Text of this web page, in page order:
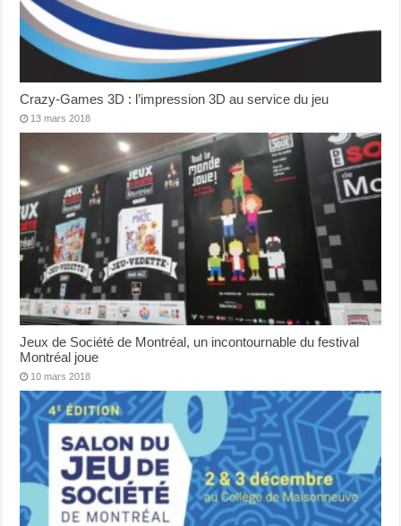
Crazy-Games 3D : l’impression 3D au service du jeu
13 mars 2018
Jeux de Société de Montréal, un incontournable du festival
Montréal joue
10 mars 2018